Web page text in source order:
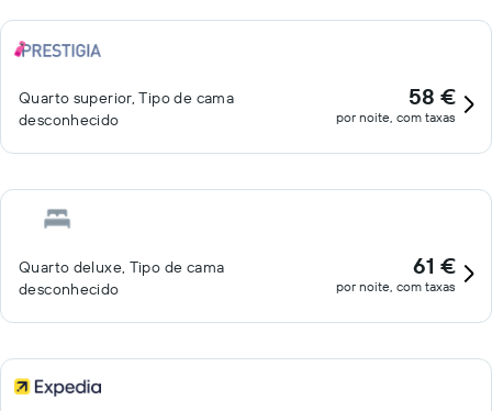
Quarto superior, Tipo de cama
desconhecido
58 €
por noite, com taxas
Quarto deluxe, Tipo de cama
desconhecido
61 €
por noite, com taxas